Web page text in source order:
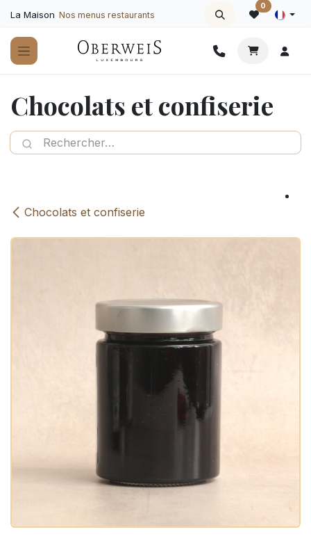
La Maison Nos menus restaurants
0
Chocolats et confiserie
Chocolats et confiserie